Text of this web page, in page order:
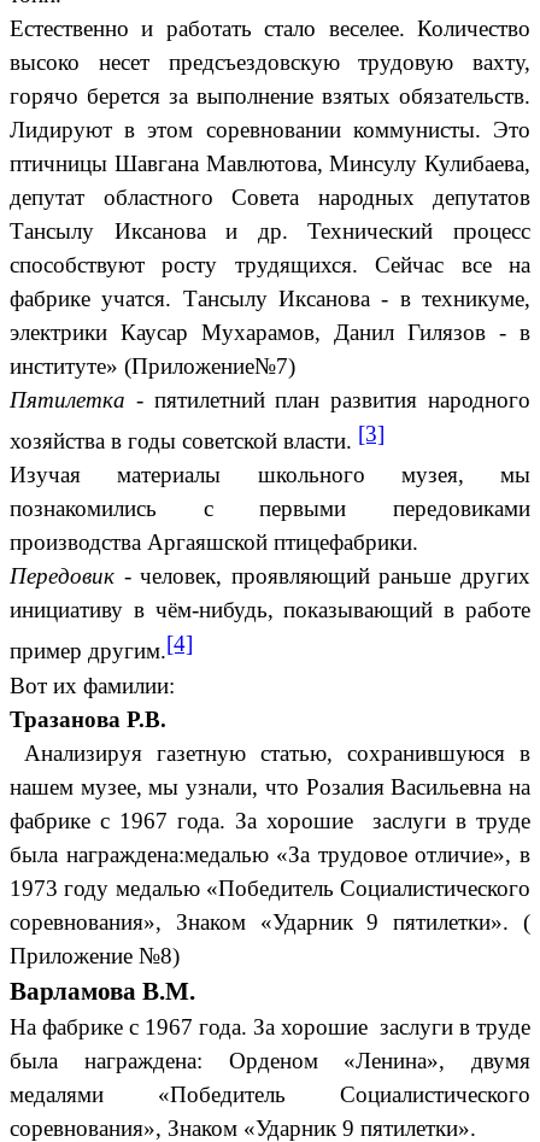
Естественно и работать стало веселее. Количество
высоко несет предсъездовскую трудовую вахту,
горячо берется за выполнение взятых обязательств.
Лидируют в этом соревновании коммунисты. Это
птичницы Шавгана Мавлютова, Минсулу Кулибаева,
депутат областного Совета народных депутатов
Тансылу Иксанова и др. Технический процесс
способствуют росту трудящихся. Сейчас все на
фабрике учатся. Тансылу Иксанова - в техникуме,
электрики Каусар Мухарамов, Данил Гилязов - в
институте» (Приложение№7)
Пятилетка - пятилетний план развития народного
хозяйства в годы советской власти. [3]
Изучая материалы школьного музея, мы
познакомились с первыми передовиками
производства Аргаяшской птицефабрики.
Передовик - человек, проявляющий раньше других
инициативу в чём-нибудь, показывающий в работе
пример другим.[4]
Вот их фамилии:
Тразанова Р.В.
Анализируя газетную статью, сохранившуюся в
нашем музее, мы узнали, что Розалия Васильевна на
фабрике с 1967 года. За хорошие заслуги в труде
была награждена:медалью «За трудовое отличие», в
1973 году медалью «Победитель Социалистического
соревнования», Знаком «Ударник 9 пятилетки». (
Приложение №8)
Варламова В.М.
На фабрике с 1967 года. За хорошие заслуги в труде
была награждена: Орденом «Ленина», двумя
медалями «Победитель Социалистического
соревнования», Знаком «Ударник 9 пятилетки».